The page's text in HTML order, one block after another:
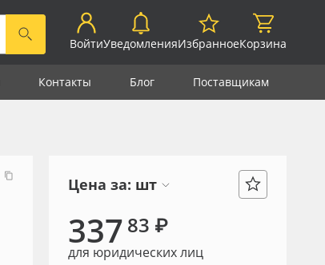
ВойтиУведомленияИзбранноеКорзина
Контакты Блог Поставщикам
Цена за: шт
337 83 ₽
для юридических лиц